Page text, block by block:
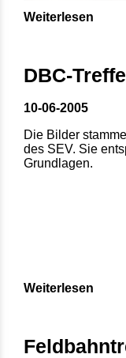
Weiterlesen
DBC-
10-06-2005
Die Bilder
des SEV. Sie
Grundlagen.
Weiterlesen